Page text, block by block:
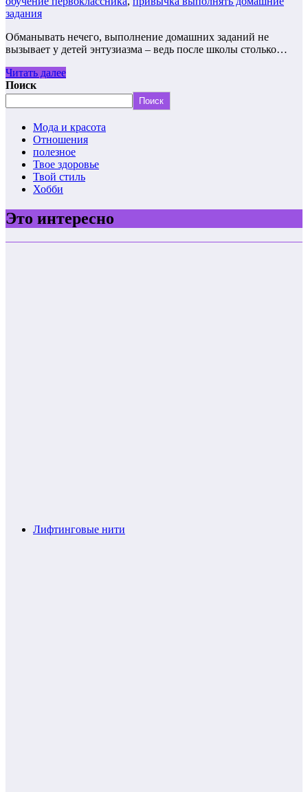
задания
Обманывать нечего, выполнение домашних заданий не
вызывает у детей энтузиазма – ведь после школы столько…
Читать далее
Поиск
Поиск
Мода и красота
Отношения
полезное
Твое здоровье
Твой стиль
Хобби
Это интересно
Лифтинговые нити